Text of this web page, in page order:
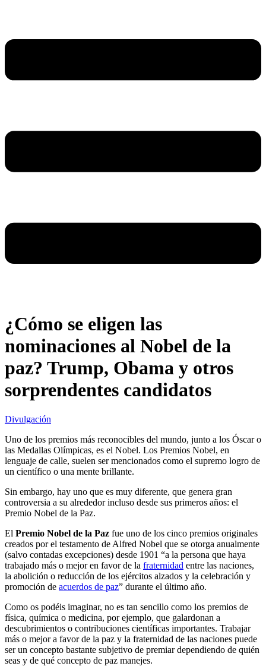
¿Cómo se eligen las
nominaciones al Nobel de la
paz? Trump, Obama y otros
sorprendentes candidatos
Divulgación
Uno de los premios más reconocibles del mundo, junto a los Óscar o
las Medallas Olímpicas, es el Nobel. Los Premios Nobel, en
lenguaje de calle, suelen ser mencionados como el supremo logro de
un científico o una mente brillante.
Sin embargo, hay uno que es muy diferente, que genera gran
controversia a su alrededor incluso desde sus primeros años: el
Premio Nobel de la Paz.
El Premio Nobel de la Paz fue uno de los cinco premios originales
creados por el testamento de Alfred Nobel que se otorga anualmente
(salvo contadas excepciones) desde 1901 “a la persona que haya
trabajado más o mejor en favor de la fraternidad entre las naciones,
la abolición o reducción de los ejércitos alzados y la celebración y
promoción de acuerdos de paz” durante el último año.
Como os podéis imaginar, no es tan sencillo como los premios de
física, química o medicina, por ejemplo, que galardonan a
descubrimientos o contribuciones científicas importantes. Trabajar
más o mejor a favor de la paz y la fraternidad de las naciones puede
ser un concepto bastante subjetivo de premiar dependiendo de quién
seas y de qué concepto de paz manejes.